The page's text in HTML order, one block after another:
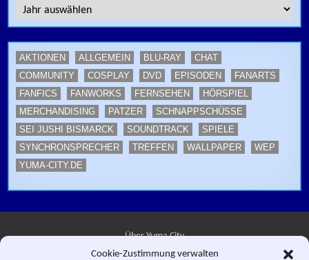
Cookie-Zustimmung verwalten
AKTIONEN ALLGEMEIN BLU-RAY
CHAT
COMMUNITY
COSPLAY DVD EPISODEN
FANARTS
FANFICS
FANWORKS FERNSEHEN
HÖRSPIEL
MERCHANDISING
PATZER
SCHNAPPSCHÜSSE
SEI JUSHI BISMARCK
SOUNDTRACK
SPIELE
SYNCHRONSPRECHER
TREFFEN WALLPAPER
WEP
YUMA-CITY.DE
Über Yuma City